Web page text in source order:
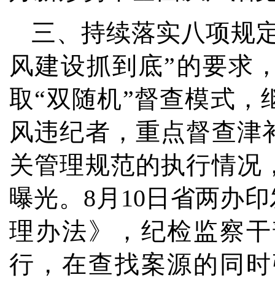
三、持续落实八项规
风建设抓到底”的要求
取“双随机”督查模式，
风违纪者，重点督查津
关管理规范的执行情况
曝光。8月10日省两办
理办法》，纪检监察
行，在查找案源的同